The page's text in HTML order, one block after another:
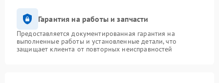
Гарантия на работы и запчасти
Предоставляется документированная гарантия на
выполненные работы и установленные детали, что
защищает клиента от повторных неисправностей